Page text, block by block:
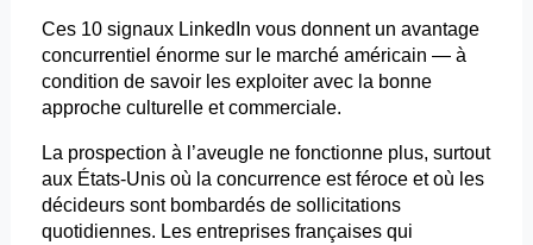
Ces 10 signaux LinkedIn vous donnent un avantage
concurrentiel énorme sur le marché américain — à
condition de savoir les exploiter avec la bonne
approche culturelle et commerciale.
La prospection à l’aveugle ne fonctionne plus, surtout
aux États-Unis où la concurrence est féroce et où les
décideurs sont bombardés de sollicitations
quotidiennes. Les entreprises françaises qui